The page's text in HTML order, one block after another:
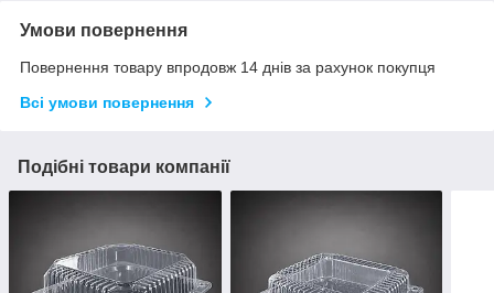
Умови повернення
Повернення товару впродовж 14 днів за рахунок покупця
Всі умови повернення
Подібні товари компанії